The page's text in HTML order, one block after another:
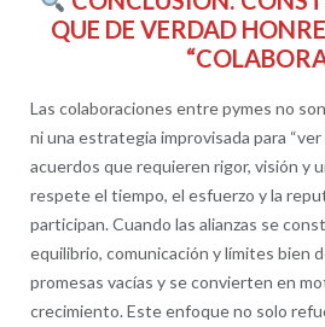
QUE DE VERDAD
Las colaboraciones entre pymes no
ni una estrategia improvisada para “ver
acuerdos que requieren rigor, visión y
respete el tiempo, el esfuerzo y la
participan. Cuando las alianzas se
equilibrio, comunicación y límites bien
promesas vacías y se convierten en
crecimiento. Este enfoque no solo